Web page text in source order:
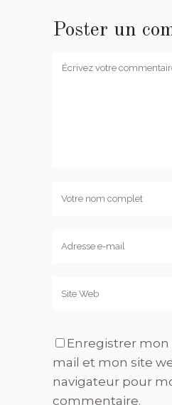
Poster un
Enregistrer
mail et mon site
navigateur pour
commentaire.